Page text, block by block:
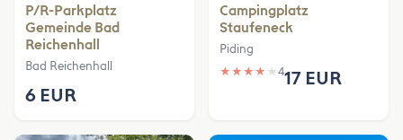
P/R-Parkplatz
Gemeinde Bad
Reichenhall
Bad Reichenhall
6 EUR
Campingplatz
Staufeneck
Piding
★ ★ ★ ★ ★ 417 EUR